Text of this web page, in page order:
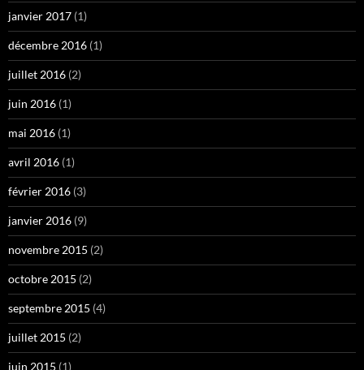
janvier 2017 (1)
décembre 2016 (1)
juillet 2016 (2)
juin 2016 (1)
mai 2016 (1)
avril 2016 (1)
février 2016 (3)
janvier 2016 (9)
novembre 2015 (2)
octobre 2015 (2)
septembre 2015 (4)
juillet 2015 (2)
juin 2015 (1)